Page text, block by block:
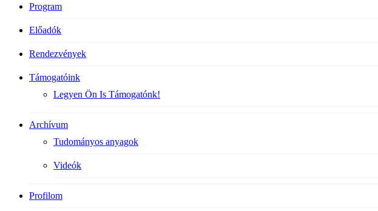
Program
Előadók
Rendezvények
Támogatóink
Legyen Ön Is Támogatónk!
Archívum
Tudományos anyagok
Videók
Profilom